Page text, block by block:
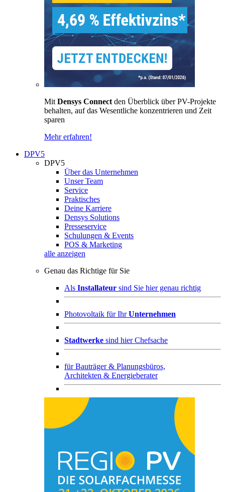
Mit Densys Connect den Überblick über PV-Projekte
behalten, auf das Wesentliche konzentrieren und Zeit
sparen
Mehr erfahren!
DPV5
DPV5
Über das Unternehmen
Unser Team
Service
Praktisches
Deine Karriere
Densys Solutions
Presseservice
Schulungen & Events
POS & Marketing
alle anzeigen
Genau das Richtige für Sie
Als Installateur sind Sie hier genau richtig
Photovoltaik für IhrUnternehmen
Stadtwerke sind hier Chefsache
fürBauträger & Planungsbüros,
Architekten & Energieberater